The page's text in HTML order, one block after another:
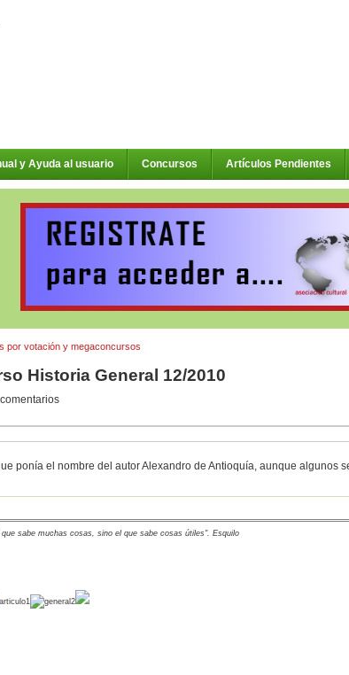
y Ayuda al usuario Concursos Artículos Pendientes
por votación y megaconcursos
Historia General 12/2010
ponía el nombre del autor Alexandro de Antioquía, aunque algunos
que sabe muchas cosas, sino el que sabe cosas útiles". Esquilo